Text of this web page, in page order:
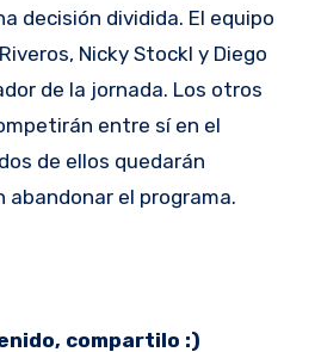
decisión dividida. El equipo
Nicky Stockl y Diego
de la jornada. Los otros
entre sí en el
de ellos quedarán
abandonar el programa.
compartilo :)